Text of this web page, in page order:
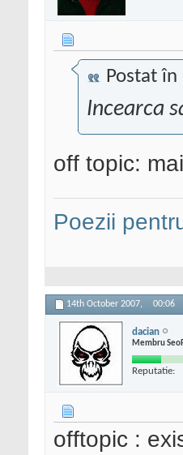
Postat
Incearca
off topic:
Poezii
14th October 2007, 00:06
dacian
Membru
Reputatie:
offtopic :